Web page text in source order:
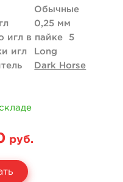
Обычные
0,25 мм
игл в пайке
5
игл
Long
Dark Horse
руб.